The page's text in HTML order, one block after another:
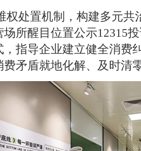
权处置机制，构建多元共
所醒目位置公示12315
，指导企业建立健全消费
费矛盾就地化解、及时清